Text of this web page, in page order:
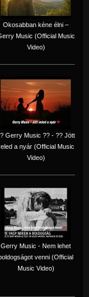
Okosabban kéne élni –
Music (Official Music
Video)
Gerry Music ?? - ?? Jött
a nyár (Official Music
Video)
Gerry Music - Nem lehet
venni (Official
Music Video)